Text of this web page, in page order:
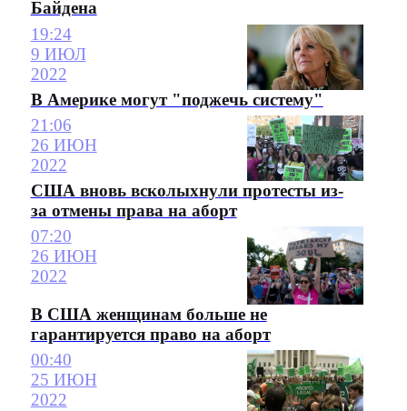
Байдена
19:24
9 ИЮЛ
2022
В Америке могут "поджечь систему"
21:06
26 ИЮН
2022
США вновь всколыхнули протесты из-
за отмены права на аборт
07:20
26 ИЮН
2022
В США женщинам больше не
гарантируется право на аборт
00:40
25 ИЮН
2022